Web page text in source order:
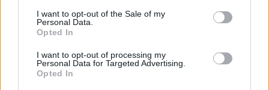
consent section.
I want to opt-out of the Sale of my
Personal Data.
Opted In
I want to opt-out of processing my
Personal Data for Targeted Advertising.
Opted In
06:47 23.04.17
Γαλλία – Προεδρικές
εκλογές: Αυτοί είναι οι
Γαλλία – Έκλογές:
Άνοιξαν οι κάλπες! Τι